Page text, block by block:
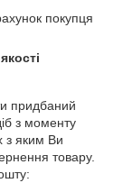
покупця
придбаний
з моменту
з яким Ви
товару.